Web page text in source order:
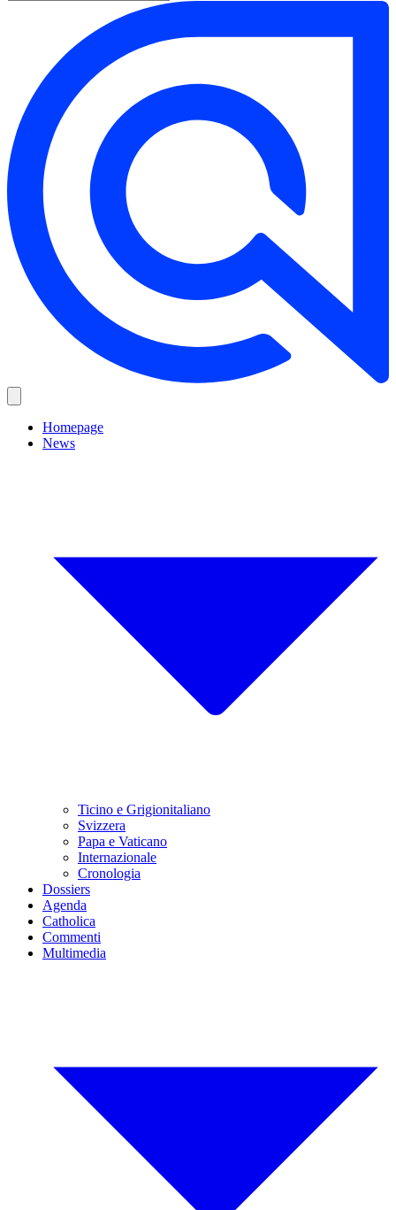
Homepage
News
Ticino e Grigionitaliano
Svizzera
Papa e Vaticano
Internazionale
Cronologia
Dossiers
Agenda
Catholica
Commenti
Multimedia